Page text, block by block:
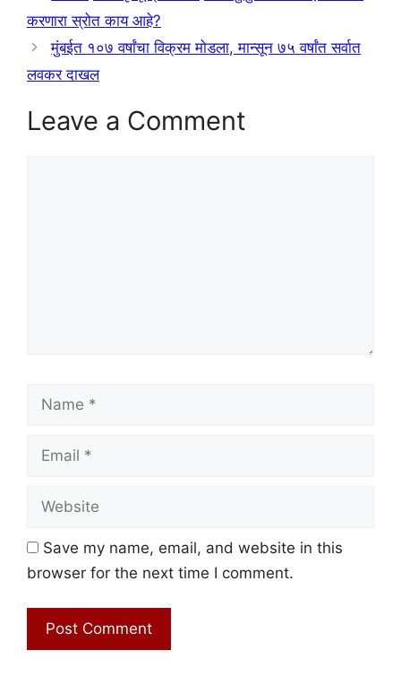
करणारा स्रोत काय आहे?
मुंबईत १०७ वर्षांचा विक्रम मोडला, मान्सून ७५ वर्षांत सर्वात
लवकर दाखल
Leave a Comment
Name
Email
Website
Save my name, email, and website in this
browser for the next time I comment.